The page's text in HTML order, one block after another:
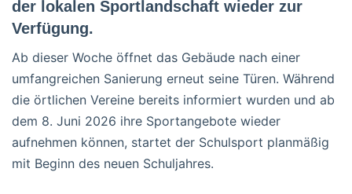
der lokalen Sportlandschaft wieder zur
Verfügung.
Ab dieser Woche öffnet das Gebäude nach einer
umfangreichen Sanierung erneut seine Türen. Während
die örtlichen Vereine bereits informiert wurden und ab
dem 8. Juni 2026 ihre Sportangebote wieder
aufnehmen können, startet der Schulsport planmäßig
mit Beginn des neuen Schuljahres.